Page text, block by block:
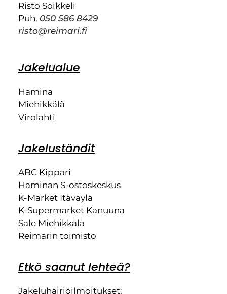
Risto Soikkeli
Puh. 050 586 8429
risto@reimari.fi
Jakelualue
Hamina
Miehikkälä
Virolahti
Jakeluständit
ABC Kippari
Haminan S-ostoskeskus
K-Market Itäväylä
K-Supermarket Kanuuna
Sale Miehikkälä
Reimarin toimisto
Etkö saanut lehteä?
Jakeluhäiriöilmoitukset: